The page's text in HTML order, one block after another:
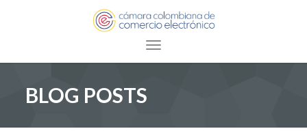
Toggle navigation
BLOG POSTS